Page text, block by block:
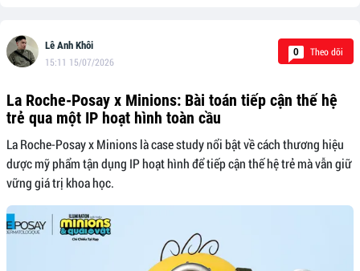
Lê Anh Khôi
15:11 15/07/2026
0 Theo dõi
La Roche-Posay x Minions: Bài toán tiếp cận thế hệ
trẻ qua một IP hoạt hình toàn cầu
La Roche-Posay x Minions là case study nổi bật về cách thương hiệu
dược mỹ phẩm tận dụng IP hoạt hình để tiếp cận thế hệ trẻ mà vẫn giữ
vững giá trị khoa học.